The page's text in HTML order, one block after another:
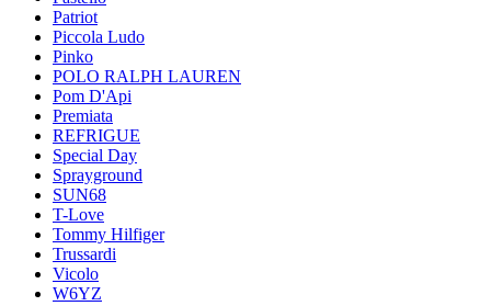
Patriot
Piccola Ludo
Pinko
POLO RALPH LAUREN
Pom D'Api
Premiata
REFRIGUE
Special Day
Sprayground
SUN68
T-Love
Tommy Hilfiger
Trussardi
Vicolo
W6YZ